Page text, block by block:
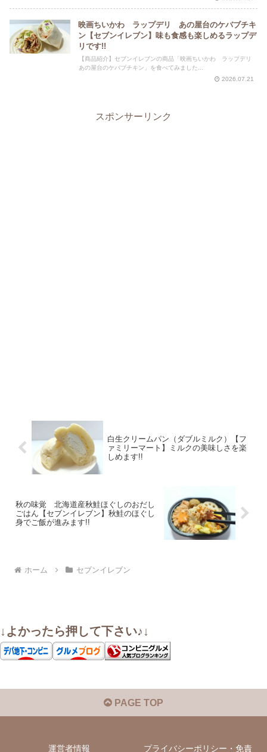
映画ちいかわ ラップデリ あの屋台のケバブチキ
ン【セブンイレブン】味も食感も楽しめるラップデ
リです!!
【商品紹介】セブンイレブンの商品「映画ちいかわ ラップデリ
あの屋台のケバブチキン」を食べてみました...
2026.07.21
スポンサーリンク
白生クリームパン（ダブルミルク）【フ
ァミリーマート】ミルクの美味しさを楽
しめます!!
秋の味覚 北海道産秋鮭ほぐしのおだし
ごはん【セブンイレブン】秋鮭のほぐし
身でご飯が進みます!!
ホーム セブンイレブン
↓よかったら押して下さい♪↓
PAGE TOP
運営者情報 プライバシーポリシー・免責